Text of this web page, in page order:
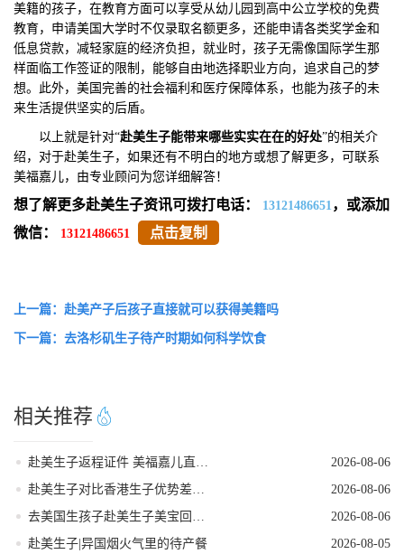
美籍的孩子，在教育方面可以享受从幼儿园到高中公立学校的免费
教育，申请美国大学时不仅录取名额更多，还能申请各类奖学金和
低息贷款，减轻家庭的经济负担，就业时，孩子无需像国际学生那
样面临工作签证的限制，能够自由地选择职业方向，追求自己的梦
想。此外，美国完善的社会福利和医疗保障体系，也能为孩子的未
来生活提供坚实的后盾。
以上就是针对“赴美生子能带来哪些实实在在的好处”的相关介
绍，对于赴美生子，如果还有不明白的地方或想了解更多，可联系
美福嘉儿，由专业顾问为您详细解答！
想了解更多赴美生子资讯可拨打电话： 13121486651 ，或添加
微信：
13121486651 点击复制
上一篇：赴美产子后孩子直接就可以获得美籍吗
下一篇：去洛杉矶生子待产时期如何科学饮食
相关推荐
2026-08-06
2026-08-06
2026-08-06
赴美生子|异国烟火气里的待产餐
2026-08-05